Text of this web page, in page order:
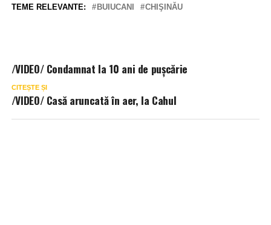
TEME RELEVANTE: BUIUCANI CHIŞINĂU
/VIDEO/ Condamnat la 10 ani de pușcărie
CITEȘTE ȘI
/VIDEO/ Casă aruncată în aer, la Cahul